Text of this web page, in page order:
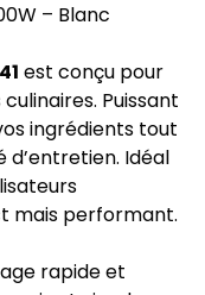
– Blanc
est conçu pour
Puissant
ingrédients tout
Idéal
mais performant.
rapide et